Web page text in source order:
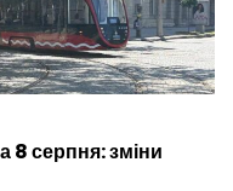
8 серпня: зміни